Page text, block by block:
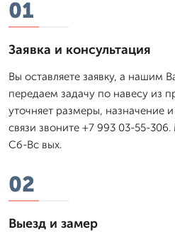
01
Заявка и консультация
Вы оставляете заявку, а нашим
передаем задачу по навесу из
уточняет размеры, назначение
связи звоните +7 993 03-55-
Сб-Вс вых.
02
Выезд и замер